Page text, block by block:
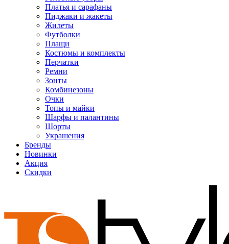
Платья и сарафаны
Пиджаки и жакеты
Жилеты
Футболки
Плащи
Костюмы и комплекты
Перчатки
Ремни
Зонты
Комбинезоны
Очки
Топы и майки
Шарфы и палантины
Шорты
Украшения
Бренды
Новинки
Акция
Скидки